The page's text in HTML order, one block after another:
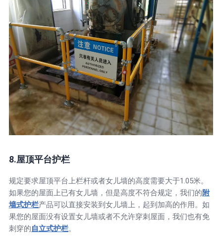
8.屋顶平台护栏
规定要求屋顶平台上栏杆或者女儿墙的高度需要大于1.05米。
如果您的屋面上已有女儿墙，但是高度不符合规定，我们的附
墙式护栏产品可以直接安装到女儿墙上，起到加高的作用。如
果您的屋面没有设置女儿墙或者不允许穿刺屋面，我们也有免
刺穿的自立式护栏。